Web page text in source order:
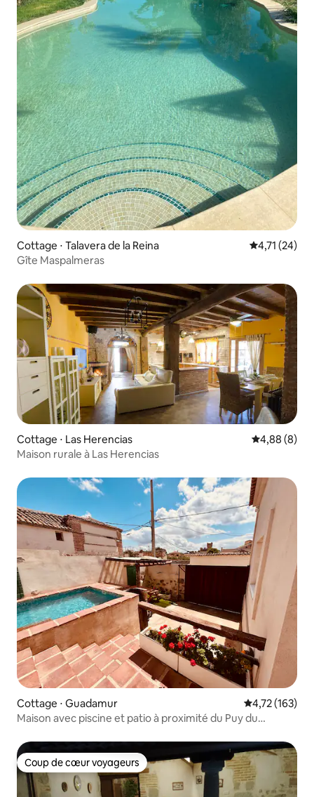
Cottage ⋅ Talavera de la Reina Évaluation
4,71 (24)
Gîte Maspalmeras
Cottage ⋅ Las Herencias Évaluation
4,88 (8)
Maison rurale à Las Herencias
Cottage ⋅ Guadamur Évaluation
4,72 (163)
Maison avec piscine et patio à proximité du Puy du
Coup de cœur voyageurs
Coup de cœur voyageurs